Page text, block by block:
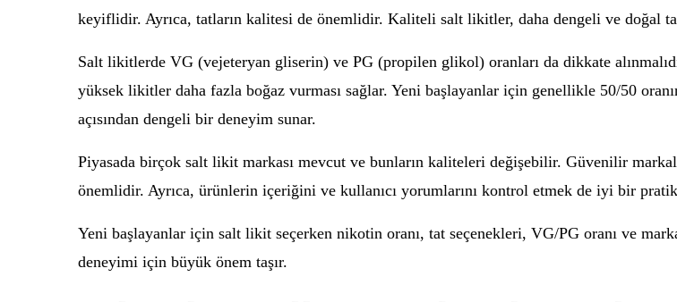
keyiflidir. Ayrıca, tatların kalitesi de önemlidir. Kaliteli salt likitler, daha dengeli ve doğal
Salt likitlerde VG (vejeteryan gliserin) ve PG (propilen glikol) oranları da dikkate
yüksek likitler daha fazla boğaz vurması sağlar. Yeni başlayanlar için genellikle 50/50
açısından dengeli bir deneyim sunar.
Piyasada birçok salt likit markası mevcut ve bunların kaliteleri değişebilir. Güvenilir
önemlidir. Ayrıca, ürünlerin içeriğini ve kullanıcı yorumlarını kontrol etmek de iyi bir
Yeni başlayanlar için salt likit seçerken nikotin oranı, tat seçenekleri, VG/PG oranı ve
deneyimi için büyük önem taşır.